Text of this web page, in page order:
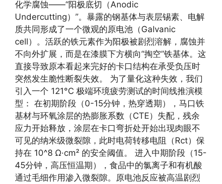
化学腐蚀——“阳极底切（Anodic
Undercutting）”。暴露的钢基体与表层锡素、电解
质共同形成了一个微观的原电池（Galvanic
cell）。活跃的铁元素作为阳极被剧烈溶解，腐蚀并
不向外扩展，而是在漆膜下方横向“掏空”铁基体。这
直接导致原本看起来完好的卡口结构在承受负压时
突然发生脆性断裂失效。 为了量化这种失效，我们
引入一个 121°C 极端环境疲劳测试的时间线推演模
型： 在初期阶段（0-15分钟，热穿透期），马口铁
基材与环氧涂层的热膨胀系数（CTE）失配，残余
应力开始释放，涂层在卡口弯折处开始出现肉眼不
可见的纳米级微裂隙，此时电荷转移电阻（Rct）保
持在 10^8 Ω·cm² 的安全阈值。 进入中期阶段（15-
45分钟，高压恒温期），食品中的氯离子和有机酸
通过毛细作用渗入微裂隙。原电池反应被高温剧烈